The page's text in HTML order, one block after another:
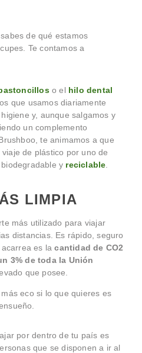
de qué estamos
Te contamos a
o el hilo dental
que usamos diariamente
y, aunque salgamos y
un complemento
te animamos a que
de plástico por uno de
y reciclable
LIMPIA
más utilizado para viajar
distancias. Es rápido, seguro
acarrea es lacantidad de CO2
3% de toda la Unión
que posee.
eco si lo que quieres es
por dentro de tu país es
que se disponen a ir al